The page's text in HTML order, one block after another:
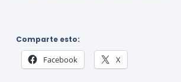
Comparte esto:
Facebook X